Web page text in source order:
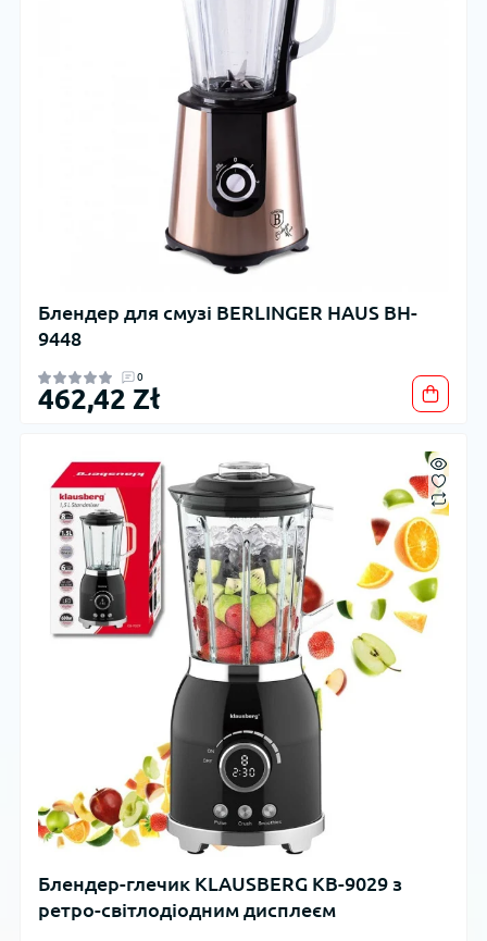
Блендер для смузі BERLINGER HAUS BH-
9448
0
462,42 Zł
Блендер-глечик KLAUSBERG KB-9029 з
ретро-світлодіодним дисплеєм